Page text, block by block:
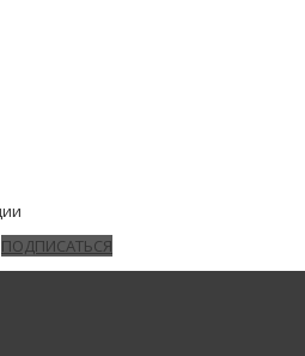
ПОДПИСАТЬСЯ